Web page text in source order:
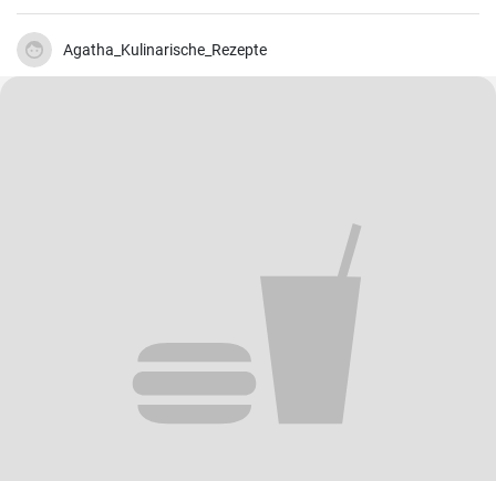
unglaublich viele Vitamine und Mineralstoffe.
Agatha_Kulinarische_Rezepte